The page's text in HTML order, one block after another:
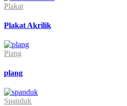
Plakat
Plakat Akrilik
Plang
plang
Spanduk